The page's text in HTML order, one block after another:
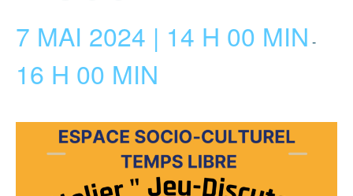
7 MAI 2024 | 14 H 00 MIN -
16 H 00 MIN